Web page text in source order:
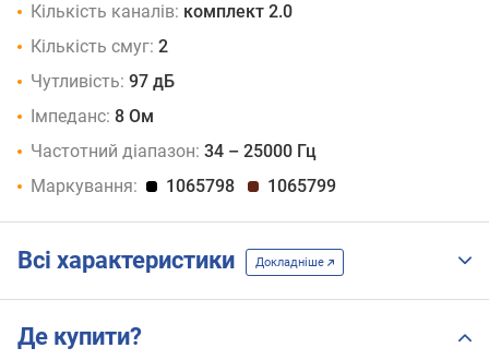
Кількість каналів: комплект 2.0
Кількість смуг: 2
Чутливість: 97 дБ
Імпеданс: 8 Ом
Частотний діапазон: 34 – 25000 Гц
Маркування:
1065798 1065799
Всі характеристики Докладніше
Де купити?